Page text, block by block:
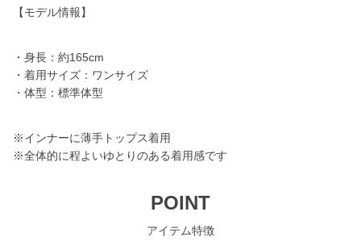
【モデル情報】
・身長：約165cm
・着用サイズ：ワンサイズ
・体型：標準体型
※インナーに薄手トップス着用
※全体的に程よいゆとりのある着用感です
POINT
アイテム特徴